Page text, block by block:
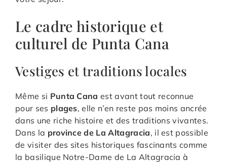
Le cadre historique et
culturel de Punta Cana
Vestiges et traditions locales
Même si Punta Cana est avant tout reconnue
pour ses plages, elle n’en reste pas moins ancrée
dans une riche histoire et des traditions vivantes.
Dans la province de La Altagracia, il est possible
de visiter des sites historiques fascinants comme
la basilique Notre-Dame de La Altagracia à